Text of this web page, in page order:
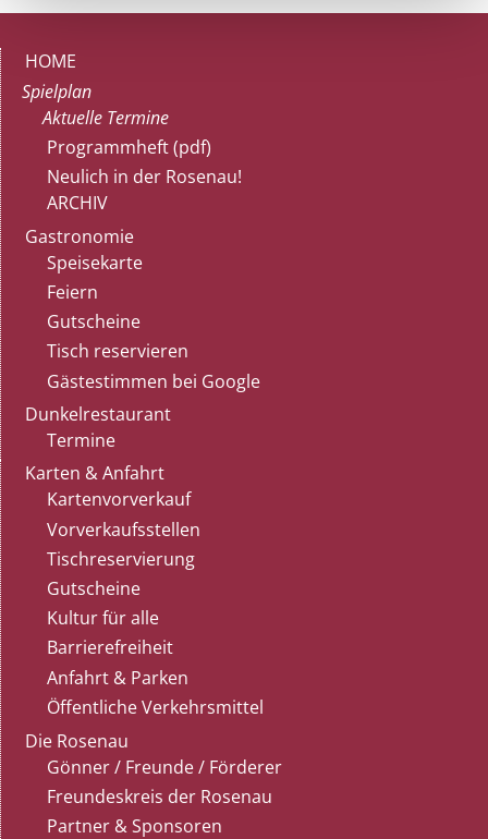
HOME
Spielplan
Aktuelle Termine
Programmheft (pdf)
Neulich in der Rosenau!
ARCHIV
Gastronomie
Speisekarte
Feiern
Gutscheine
Tisch reservieren
Gästestimmen bei Google
Dunkelrestaurant
Termine
Karten & Anfahrt
Kartenvorverkauf
Vorverkaufsstellen
Tischreservierung
Gutscheine
Kultur für alle
Barrierefreiheit
Anfahrt & Parken
Öffentliche Verkehrsmittel
Die Rosenau
Gönner / Freunde / Förderer
Freundeskreis der Rosenau
Partner & Sponsoren